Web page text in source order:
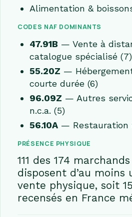
Alimentation &
CODES NAF DOMINANTS
47.91B — Vente à
catalogue spécialisé (7)
55.20Z —
courte durée (6)
96.09Z — Autres
n.c.a. (5)
56.10A — Restauration
PRÉSENCE PHYSIQUE
111 des 174
disposent d’au moins
vente physique, soit
recensés en France